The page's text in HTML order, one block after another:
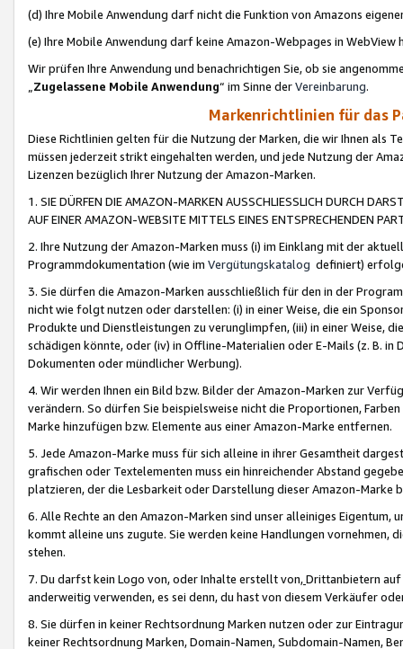
(d) Ihre Mobile Anwendung darf nicht die Funktion von Amazons
(e) Ihre Mobile Anwendung darf keine Amazon-Webpages in WebView
Wir prüfen Ihre Anwendung und benachrichtigen Sie, ob sie
„Zugelassene Mobile Anwendung“ im Sinne derVereinbarung.
Markenrichtlinien für das
Diese Richtlinien gelten für die Nutzung der Marken, die wir Ihnen als
müssen jederzeit strikt eingehalten werden, und jede Nutzung der
Lizenzen bezüglich Ihrer Nutzung der Amazon-Marken.
1. SIE DÜRFEN DIE AMAZON-MARKEN AUSSCHLIESSLICH DURCH
AUF EINER AMAZON-WEBSITE MITTELS EINES ENTSPRECHENDEN
2. Ihre Nutzung der Amazon-Marken muss (i) im Einklang mit der
Programmdokumentation (wie im Vergütungskatalog definiert)
3. Sie dürfen die Amazon-Marken ausschließlich für den in der
nicht wie folgt nutzen oder darstellen: (i) in einer Weise, die ein
Produkte und Dienstleistungen zu verunglimpfen, (iii) in einer Weise,
schädigen könnte, oder (iv) in Offline-Materialien oder E-Mails (z. B. in
Dokumenten oder mündlicher Werbung).
4. Wir werden Ihnen ein Bild bzw. Bilder der Amazon-Marken zur
verändern. So dürfen Sie beispielsweise nicht die Proportionen,
Marke hinzufügen bzw. Elemente aus einer Amazon-Marke entfernen.
5. Jede Amazon-Marke muss für sich alleine in ihrer Gesamtheit
grafischen oder Textelementen muss ein hinreichender Abstand
platzieren, der die Lesbarkeit oder Darstellung dieser Amazon-Marke
6. Alle Rechte an den Amazon-Marken sind unser alleiniges
kommt alleine uns zugute. Sie werden keine Handlungen vornehmen,
stehen.
7. Du darfst kein Logo von, oder Inhalte erstellt von,Drittanbietern auf
anderweitig verwenden, es sei denn, du hast von diesem Verkäufer
8. Sie dürfen in keiner Rechtsordnung Marken nutzen oder zur
keiner Rechtsordnung Marken, Domain-Namen, Subdomain-Namen,